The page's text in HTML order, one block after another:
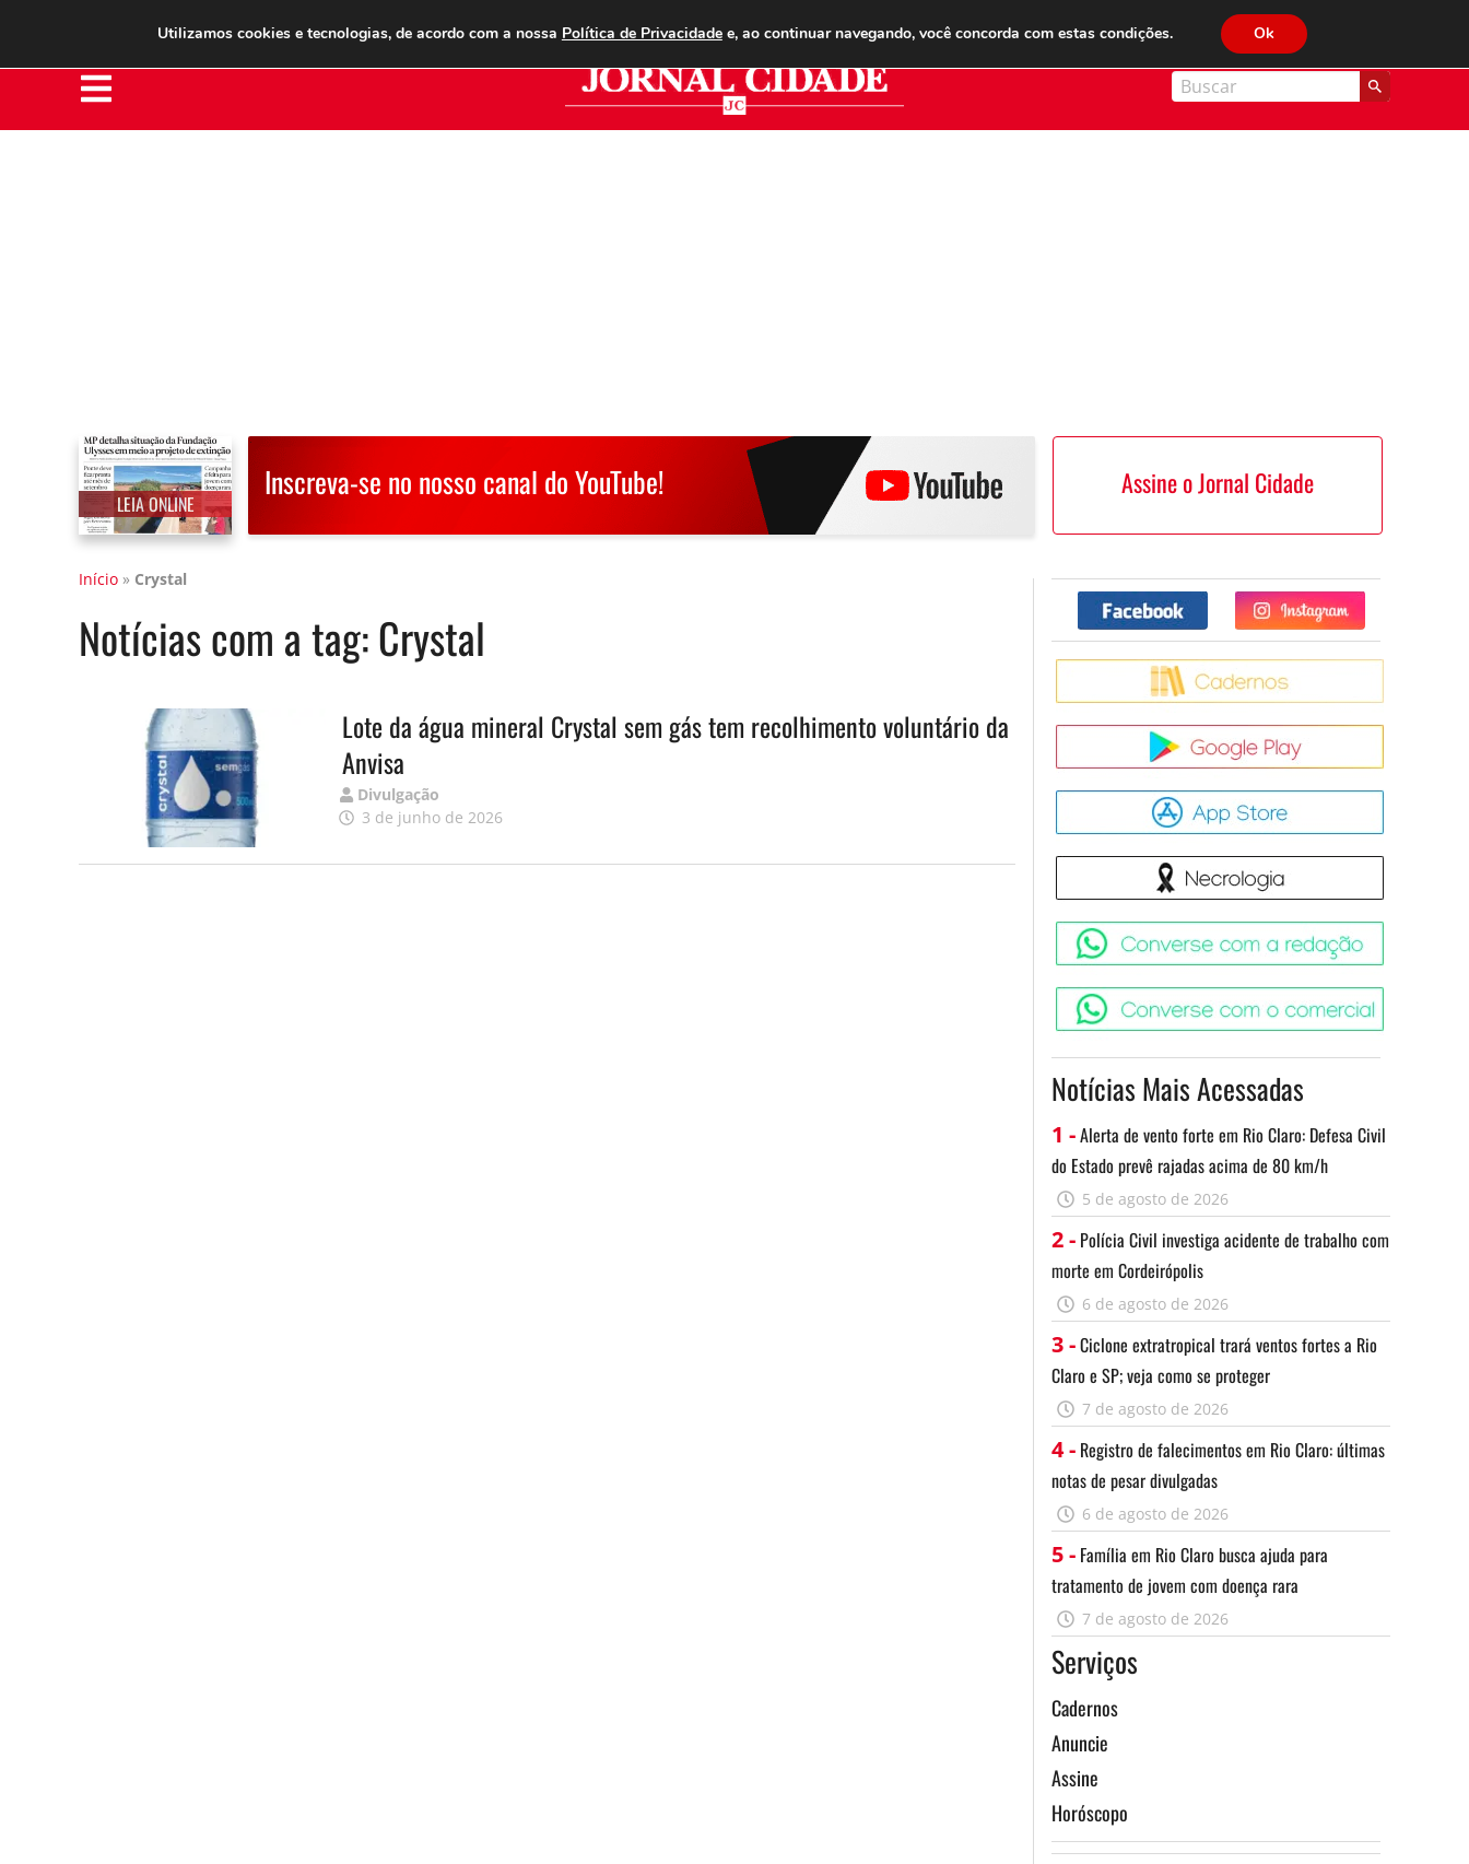
Clube do Assinante Área do Assinante ANUNCIE ASSINE CONTATO PUBLICIDADE LEGAL JC FM 89.1
LEIA ONLINE
Inscreva-se no nosso canal do YouTube! Assine o Jornal Cidade
Início » Crystal
Notícias com a tag:Crystal
Lote da água mineral Crystal sem gás tem recolhimento voluntário da
Anvisa
Publicado
por
Divulgação
3 de junho de 2026
Facebook Twitter
Notícias Mais Acessadas
1 -Alerta de vento forte em Rio Claro: Defesa Civil
do Estado prevê rajadas acima de 80 km/h
5 de agosto de 2026
2 - Polícia Civil investiga acidente de trabalho com
morte em Cordeirópolis
6 de agosto de 2026
3 -Ciclone extratropical trará ventos fortes a Rio
Claro e SP; veja como se proteger
7 de agosto de 2026
4 - Registro de falecimentos em Rio Claro: últimas
notas de pesar divulgadas
6 de agosto de 2026
5 - Família em Rio Claro busca ajuda para
tratamento de jovem com doença rara
7 de agosto de 2026
Serviços
Cadernos
Anuncie
Assine
Horóscopo
Utilizamos cookies e tecnologias, de acordo com a nossa Política de Privacidadee, ao continuar navegando, você concorda com estas condições. Ok